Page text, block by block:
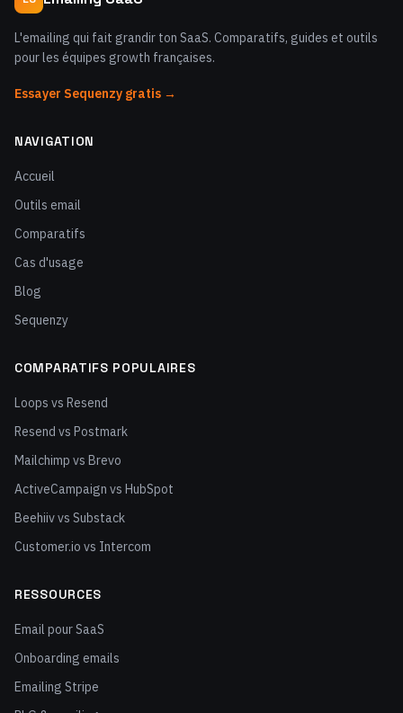
L'emailing qui fait grandir ton SaaS. Comparatifs, guides et outils
pour les équipes growth françaises.
Essayer Sequenzy gratis →
NAVIGATION
Accueil
Outils email
Comparatifs
Cas d'usage
Blog
Sequenzy
COMPARATIFS POPULAIRES
Loops vs Resend
Resend vs Postmark
Mailchimp vs Brevo
ActiveCampaign vs HubSpot
Beehiiv vs Substack
Customer.io vs Intercom
RESSOURCES
Email pour SaaS
Onboarding emails
Emailing Stripe